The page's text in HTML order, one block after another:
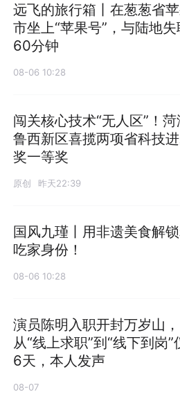
远飞的旅行箱丨在葱葱省
市坐上“苹果号”，与陆地失
60分钟
08-06 10:28
闯关核心技术“无人区”！菏
鲁西新区喜揽两项省科技
奖一等奖
原创 昨天22:39
国风九瑾丨用非遗美食解
吃家身份！
08-06 10:28
演员陈明入职开封万岁山，
从“线上求职”到“线下到岗”
6天，本人发声
08-07